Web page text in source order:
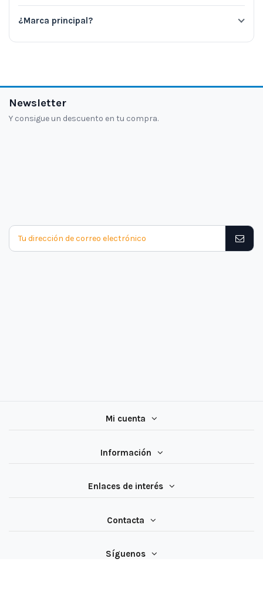
¿Marca principal?
Newsletter
Y consigue un descuento en tu compra.
Mi cuenta
Información
Enlaces de interés
Contacta
Síguenos